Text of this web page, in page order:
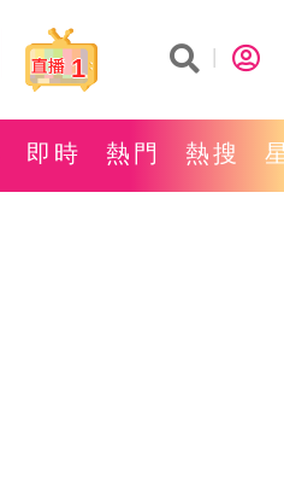
1
即時 熱門 熱搜